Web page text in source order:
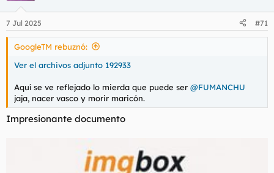
7 Jul 2025 #71
GoogleTM rebuznó:
Ver el archivos adjunto 192933
Aquí se ve reflejado lo mierda que puede ser @FUMANCHU
jaja, nacer vasco y morir maricón.
Impresionante documento